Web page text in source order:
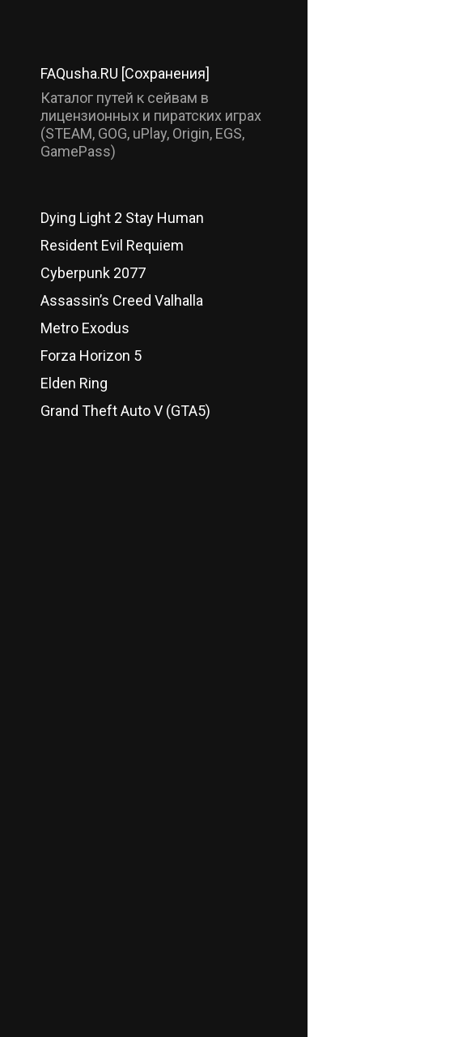
FAQusha.RU [Сохранения]
Каталог путей к сейвам в
лицензионных и пиратских играх
(STEAM, GOG, uPlay, Origin, EGS,
GamePass)
Dying Light 2 Stay Human
Resident Evil Requiem
Cyberpunk 2077
Assassin’s Creed Valhalla
Metro Exodus
Forza Horizon 5
Elden Ring
Grand Theft Auto V (GTA5)